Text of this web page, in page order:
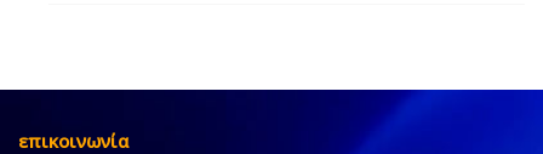
επικοινωνία